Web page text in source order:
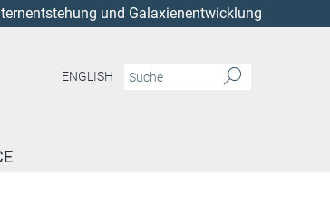
und Galaxienentwicklung
ENGLISH